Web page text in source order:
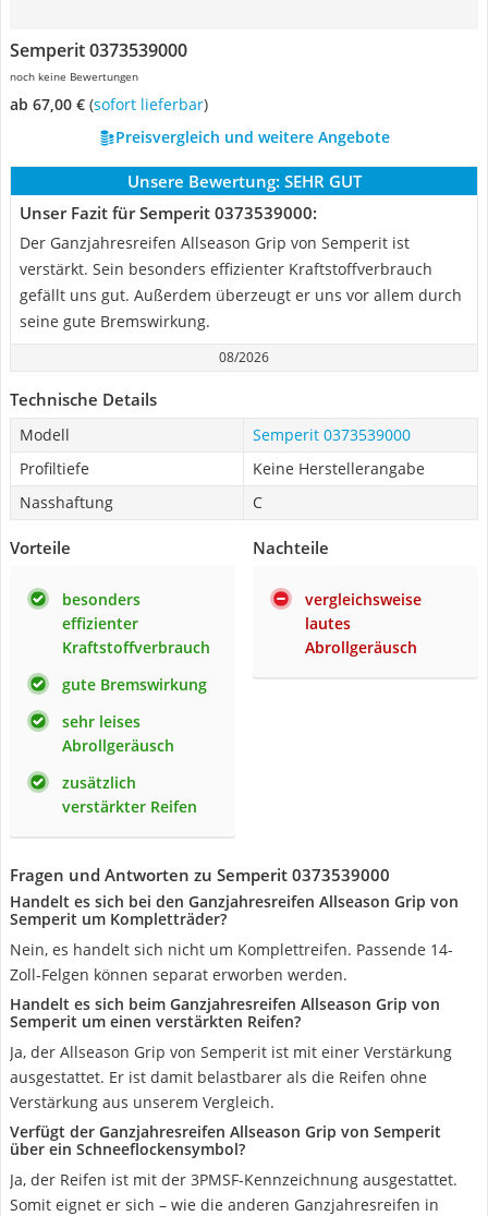
Semperit 0373539000
noch keine Bewertungen
ab 67,00 € ( Sofort lieferbar)
Preisvergleich und weitere Angebote
Unsere Bewertung: SEHR GUT
Unser Fazit für Semperit 0373539000:
Der Ganzjahresreifen Allseason Grip von Semperit ist
verstärkt. Sein besonders effizienter Kraftstoffverbrauch
gefällt uns gut. Außerdem überzeugt er uns vor allem durch
seine gute Bremswirkung.
08/2026
Technische Details
Modell
Semperit 0373539000
Profiltiefe
Keine Herstellerangabe
Nasshaftung
C
Vorteile
besonders
effizienter
Kraftstoffverbrauch
gute Bremswirkung
sehr leises
Abrollgeräusch
zusätzlich
verstärkter Reifen
Nachteile
vergleichsweise
lautes
Abrollgeräusch
Fragen und Antworten zu Semperit 0373539000
Handelt es sich bei den Ganzjahresreifen Allseason Grip von
Semperit um Kompletträder?
Nein, es handelt sich nicht um Komplettreifen. Passende 14-
Zoll-Felgen können separat erworben werden.
Handelt es sich beim Ganzjahresreifen Allseason Grip von
Semperit um einen verstärkten Reifen?
Ja, der Allseason Grip von Semperit ist mit einer Verstärkung
ausgestattet. Er ist damit belastbarer als die Reifen ohne
Verstärkung aus unserem Vergleich.
Verfügt der Ganzjahresreifen Allseason Grip von Semperit
über ein Schneeflockensymbol?
Ja, der Reifen ist mit der 3PMSF-Kennzeichnung ausgestattet.
Somit eignet er sich – wie die anderen Ganzjahresreifen in